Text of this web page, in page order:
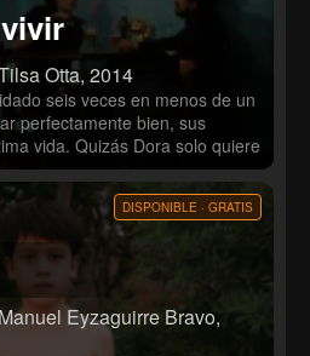
Otta, 2014
seis veces en menos de un
perfectamente bien, sus
vida. Quizás Dora solo quiere
DISPONIBLE · GRATIS
Eyzaguirre Bravo,